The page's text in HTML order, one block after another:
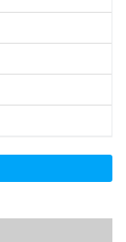
Upacara Tema:
Kesehatan
Jahatnya
Reguler Segera
Thurtusi